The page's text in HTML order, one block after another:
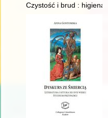
Czystość i brud : higiena